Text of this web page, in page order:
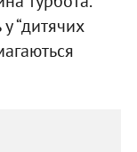
у “дитячих